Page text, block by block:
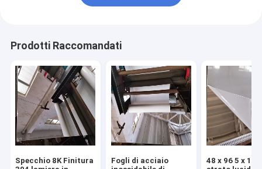
Prodotti Raccomandati
Specchio 8K Finitura
Fogli di acciaio
48 x 96 5 x 10